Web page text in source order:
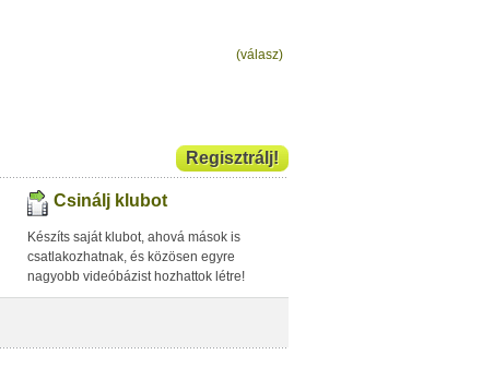
(válasz)
Regisztrálj!
Csinálj klubot
Készíts saját klubot, ahová mások is
csatlakozhatnak, és közösen egyre
nagyobb videóbázist hozhattok létre!